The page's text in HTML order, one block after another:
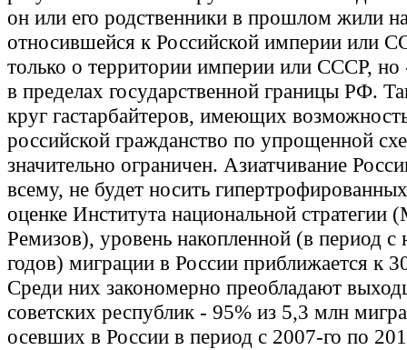
он или его родственники в прошлом жили
относившейся к Российской империи или
только о территории империи или СССР,
в пределах государственной границы РФ.
круг гастарбайтеров, имеющих
российской гражданство по упрощенной
значительно ограничен. Азиатчивание
всему, не будет носить
оценке Института национальной стратегии
Ремизов), уровень накопленной (в период с
годов) миграции в России приближается к
Среди них закономерно преобладают
советских республик - 95% из 5,3 млн
осевших в России в период с 2007-го по